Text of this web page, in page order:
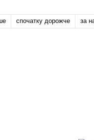
спочатку дорожче за